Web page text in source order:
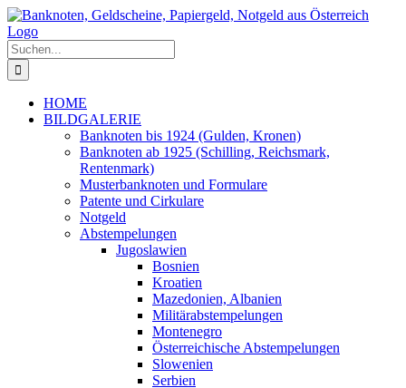
Zum
Inhalt
springen
Suche
nach:
HOME
BILDGALERIE
Banknoten bis 1924 (Gulden, Kronen)
Banknoten ab 1925 (Schilling, Reichsmark,
Rentenmark)
Musterbanknoten und Formulare
Patente und Cirkulare
Notgeld
Abstempelungen
Jugoslawien
Bosnien
Kroatien
Mazedonien, Albanien
Militärabstempelungen
Montenegro
Österreichische Abstempelungen
Slowenien
Serbien